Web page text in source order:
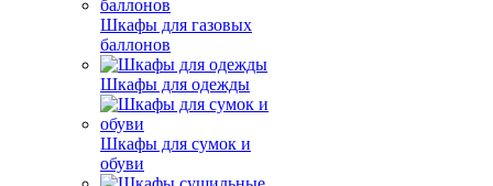
Шкафы для газовых
баллонов
Шкафы для одежды
Шкафы для сумок и
обуви